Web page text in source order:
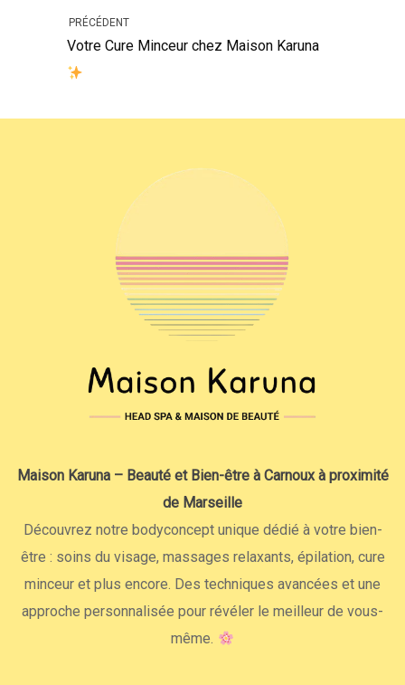
PRÉCÉDENT
Votre Cure Minceur chez Maison Karuna
Maison Karuna – Beauté et Bien-être à Carnoux à proximité
de Marseille
Découvrez notre bodyconcept unique dédié à votre bien-
être : soins du visage, massages relaxants, épilation, cure
minceur et plus encore. Des techniques avancées et une
approche personnalisée pour révéler le meilleur de vous-
même.